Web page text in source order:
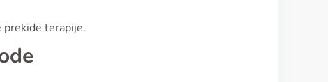
prekide terapije.